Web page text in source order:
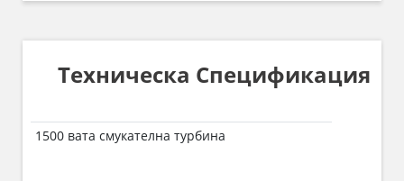
Техническа Спецификация
1500 вата смукателна турбина